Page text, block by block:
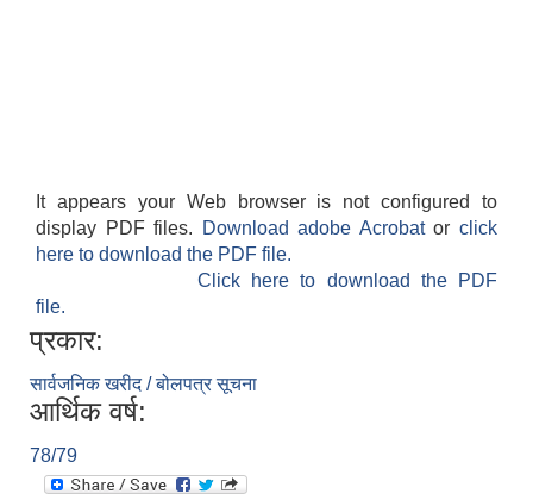
It appears your Web browser is not configured to
display PDF files.
Download adobe Acrobatorclick
here to download the PDF file.
Click here to download the PDF
file.
प्रकार:
सार्वजनिक खरीद / बोलपत्र सूचना
आर्थिक वर्ष:
78/79